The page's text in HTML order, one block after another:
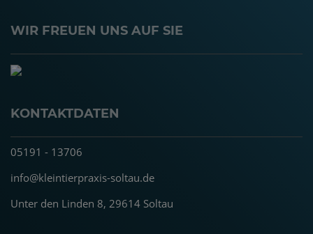
WIR FREUEN UNS AUF SIE
KONTAKTDATEN
05191 - 13706
info@kleintierpraxis-soltau.de
Unter den Linden 8, 29614 Soltau